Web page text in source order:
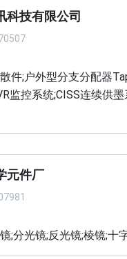
科技有限公司
件;户外型分支分配器
监控系统;CISS连续供墨
元件厂
;分光镜;反光镜;棱镜;十